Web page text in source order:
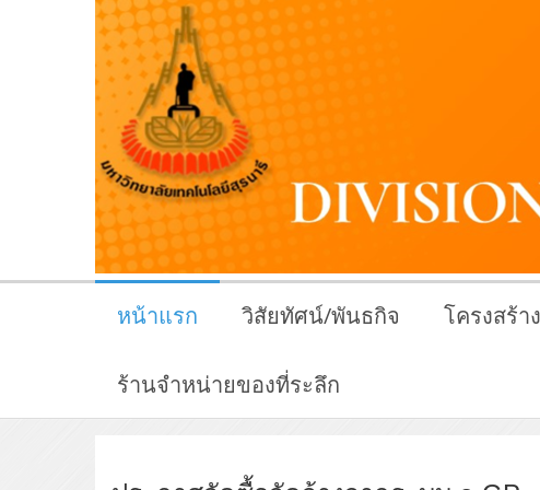
หน้าแรก วิสัยทัศน์/พันธกิจ โครงสร้า
ร้านจำหน่ายของที่ระลึก